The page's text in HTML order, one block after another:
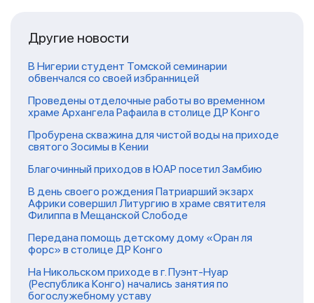
Другие новости
В Нигерии студент Томской семинарии
обвенчался со своей избранницей
Проведены отделочные работы во временном
храме Архангела Рафаила в столице ДР Конго
Пробурена скважина для чистой воды на приходе
святого Зосимы в Кении
Благочинный приходов в ЮАР посетил Замбию
В день своего рождения Патриарший экзарх
Африки совершил Литургию в храме святителя
Филиппа в Мещанской Слободе
Передана помощь детскому дому «Оран ля
форс» в столице ДР Конго
На Никольском приходе в г. Пуэнт-Нуар
(Республика Конго) начались занятия по
богослужебному уставу